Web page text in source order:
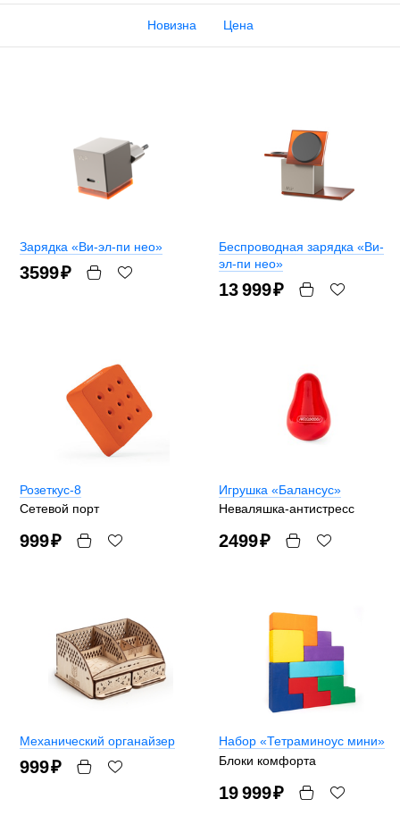
Новизна Цена
Зарядка «Ви-эл-пи нео»
3599₽
Беспроводная зарядка «Ви-
эл-пи нео»
13 999₽
Розеткус-8
Сетевой порт
999₽
Игрушка «Балансус»
Неваляшка-антистресс
2499₽
Механический органайзер
999₽
Набор «Тетраминоус мини»
Блоки комфорта
19 999₽